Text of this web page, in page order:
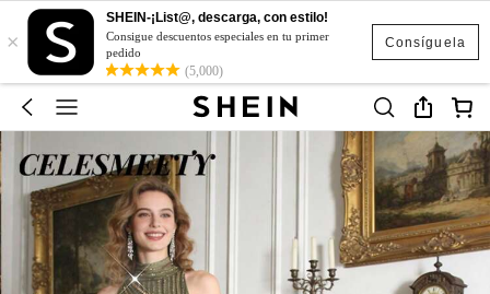
Consíguela
×
SHEIN-¡List@, descarga, con estilo!
Consigue descuentos especiales en tu primer
pedido
(5,000)